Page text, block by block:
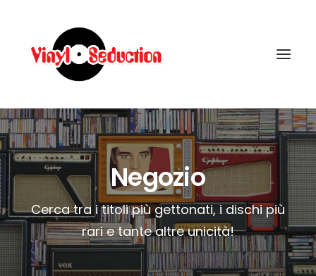
CARRELLO
Negozio
Cerca tra i titoli più gettonati, i dischi più
rari e tante altre unicità!